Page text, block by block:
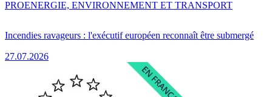
Incendies ravageurs : l'exécutif européen reconnaît être submergé
27.07.2026
PROENERGIE, ENVIRONNEMENT ET TRANSPORT